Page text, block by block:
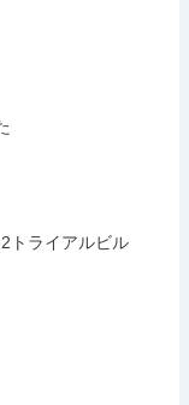
トライアルビル